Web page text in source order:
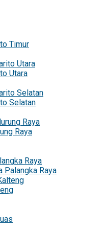
Timur
Utara
Utara
Selatan
Selatan
Raya
Raya
Raya
Palangka Raya